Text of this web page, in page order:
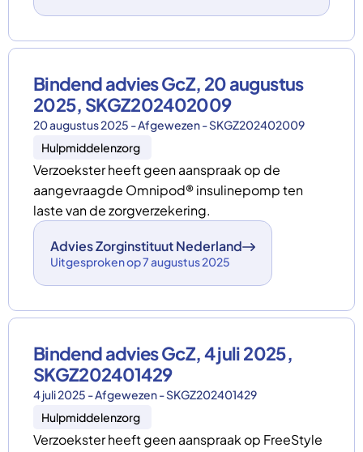
Bindend advies GcZ, 20 augustus
2025, SKGZ202402009
20 augustus 2025 - Afgewezen - SKGZ202402009
Hulpmiddelenzorg
Verzoekster heeft geen aanspraak op de
aangevraagde Omnipod® insulinepomp ten
laste van de zorgverzekering.
Advies Zorginstituut Nederland
Uitgesproken op 7 augustus 2025
Bindend advies GcZ, 4 juli 2025,
SKGZ202401429
4 juli 2025 - Afgewezen - SKGZ202401429
Hulpmiddelenzorg
Verzoekster heeft geen aanspraak op FreeStyle